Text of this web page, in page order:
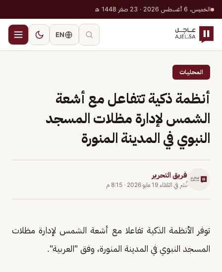
الخميس، 6 أغسطس 2026 · 23 صفر 1448 هـ
EN
المحليات
أنظمة ذكية تتفاعل مع أشعة
الشمس لإدارة مظلات المسجد
النبوي في المدينة المنورة
فريق التحرير
نُشر في الثلاثاء 19 مايو 2026 · 8:15 م
توفر الأنظمة الذكية تفاعلا مع أشعة الشمس لإدارة مظلات
المسجد النبوي في المدينة المنورة، وفق "العربية".